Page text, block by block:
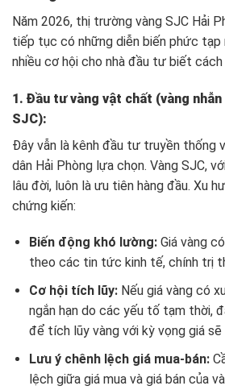
Năm 2026, thị trường vàng SJC Hải
tiếp tục có những diễn biến phức tạp
nhiều cơ hội cho nhà đầu tư biết
1. Đầu tư vàng vật chất (vàng
SJC):
Đây vẫn là kênh đầu tư truyền thống
dân Hải Phòng lựa chọn. Vàng SJC,
lâu đời, luôn là ưu tiên hàng đầu. Xu
chứng kiến:
Biến động khó lường:Giá vàng
theo các tin tức kinh tế, chính trị
Cơ hội tích lũy:Nếu giá vàng có
ngắn hạn do các yếu tố tạm thời,
để tích lũy vàng với kỳ vọng giá sẽ
Lưu ý chênh lệch giá mua-bán:
lệch giữa giá mua và giá bán của